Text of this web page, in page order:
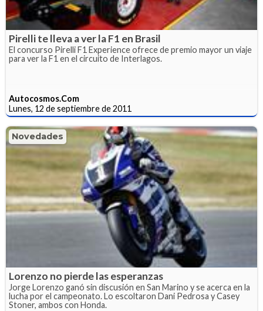
Pirelli te lleva a ver la F1 en Brasil
El concurso Pirelli F1 Experience ofrece de premio mayor un viaje
para ver la F1 en el circuito de Interlagos.
Autocosmos.Com
Lunes, 12 de septiembre de 2011
Novedades
Lorenzo no pierde las esperanzas
Jorge Lorenzo ganó sin discusión en San Marino y se acerca en la
lucha por el campeonato. Lo escoltaron Dani Pedrosa y Casey
Stoner, ambos con Honda.